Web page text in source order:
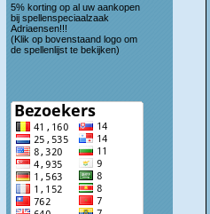
5% korting op al uw aankopen
bij spellenspeciaalzaak
Adriaensen!!!
(Klik op bovenstaand logo om
de spellenlijst te bekijken)